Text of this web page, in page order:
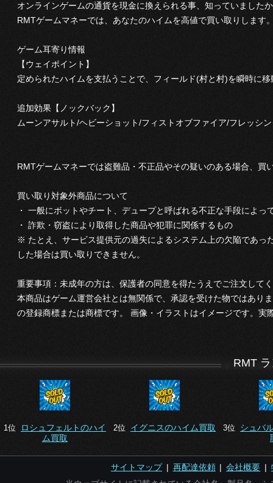
オンラインゲームの通貨を現金に換えられる事、知っていました
RMTゲームマネーでは、あなたのハイムを高値で買い取りします
ゲーム耳寄り情報
【ウェイポイント】
定められたハイムを支払うことで、フィールド(村と村)を瞬時に
追加効果【ノックバック】
ムーンアサルト/ヘビーショット/フィストオブファイア/フレッシ
RMTゲームマネーでは盗難品・不正品やその疑いのある場合、買
買い取り対象外商品について
・ 一般にボットやチート、デュープと呼ばれる不正な手段によっ
・ 詐欺・窃盗により取得した商品や犯罪に関係するもの
※ たとえ、サービス提供元の過失によるシステム上の欠陥であ
した場合は買い取りできません。
重要事項：未成年の方は、保護者の同意を得たうえでご注文して
本商品はゲーム運営会社とは無関係で、承認を受けた物ではあり
の登録商標または商標です。 画像・イラストはイメージです。実
RMT
1位
ロシュフェルトのハイ
ム買取
2位 イグニスのハイム買取 3位 シュバ
サイトマップ| 再配達依頼|会社概要 |